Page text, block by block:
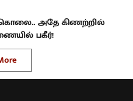
கொலை.. அதே கிணற்றில்
பகீர்!